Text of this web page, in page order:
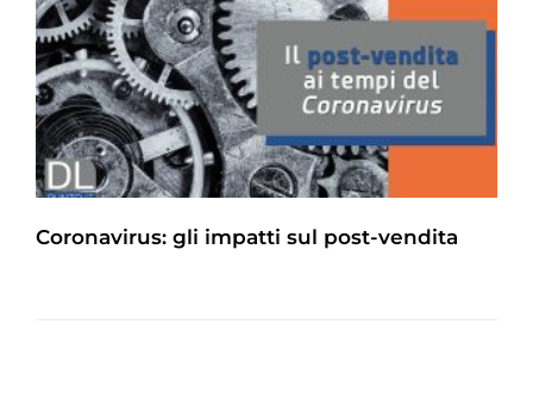
Coronavirus: gli impatti sul post-vendita